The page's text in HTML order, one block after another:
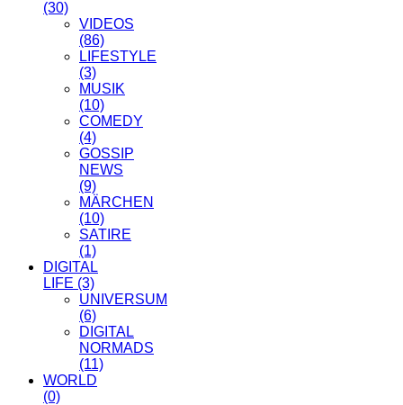
(30)
VIDEOS
(86)
LIFESTYLE
(3)
MUSIK
(10)
COMEDY
(4)
GOSSIP
NEWS
(9)
MÄRCHEN
(10)
SATIRE
(1)
DIGITAL
LIFE (3)
UNIVERSUM
(6)
DIGITAL
NORMADS
(11)
WORLD
(0)